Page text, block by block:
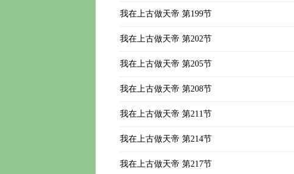
我在上古做天帝 第199节
我在上古做天帝 第202节
我在上古做天帝 第205节
我在上古做天帝 第208节
我在上古做天帝 第211节
我在上古做天帝 第214节
我在上古做天帝 第217节